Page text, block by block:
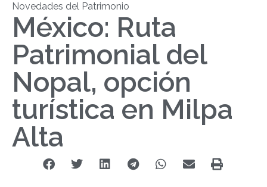
Novedades del Patrimonio
México: Ruta
Patrimonial del
Nopal, opción
turística en Milpa
Alta